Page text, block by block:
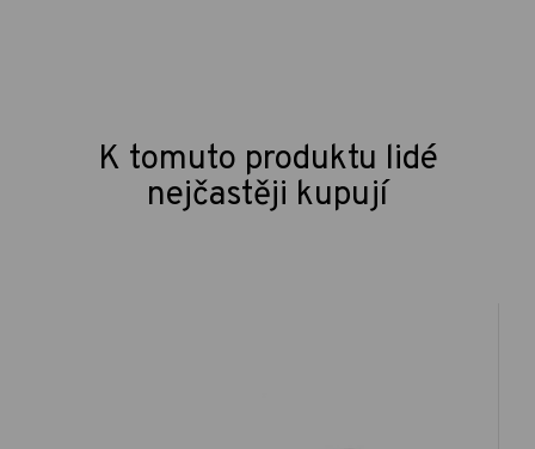
K tomuto produktu lidé
nejčastěji kupují